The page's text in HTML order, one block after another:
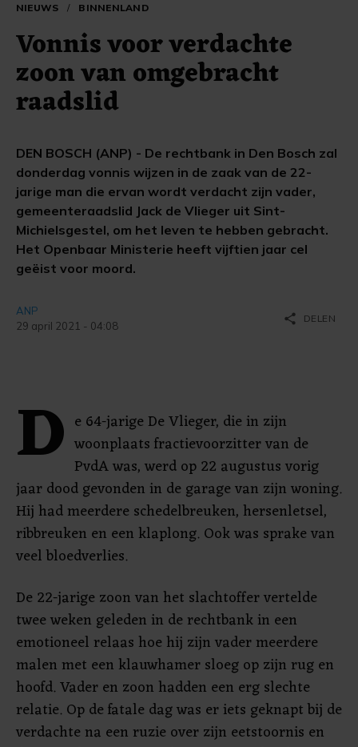
NIEUWS / BINNENLAND
Vonnis voor verdachte
zoon van omgebracht
raadslid
DEN BOSCH (ANP) - De rechtbank in Den Bosch zal
donderdag vonnis wijzen in de zaak van de 22-
jarige man die ervan wordt verdacht zijn vader,
gemeenteraadslid Jack de Vlieger uit Sint-
Michielsgestel, om het leven te hebben gebracht.
Het Openbaar Ministerie heeft vijftien jaar cel
geëist voor moord.
ANP
29 april 2021 - 04:08
share DELEN
D e 64-jarige De Vlieger, die in zijn
woonplaats fractievoorzitter van de
PvdA was, werd op 22 augustus vorig
jaar dood gevonden in de garage van zijn woning.
Hij had meerdere schedelbreuken, hersenletsel,
ribbreuken en een klaplong. Ook was sprake van
veel bloedverlies.
De 22-jarige zoon van het slachtoffer vertelde
twee weken geleden in de rechtbank in een
emotioneel relaas hoe hij zijn vader meerdere
malen met een klauwhamer sloeg op zijn rug en
hoofd. Vader en zoon hadden een erg slechte
relatie. Op de fatale dag was er iets geknapt bij de
verdachte na een ruzie over zijn eetstoornis en